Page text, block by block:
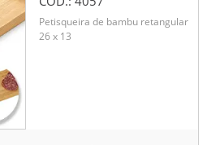
Petisqueira de bambu retangular
26 x 13